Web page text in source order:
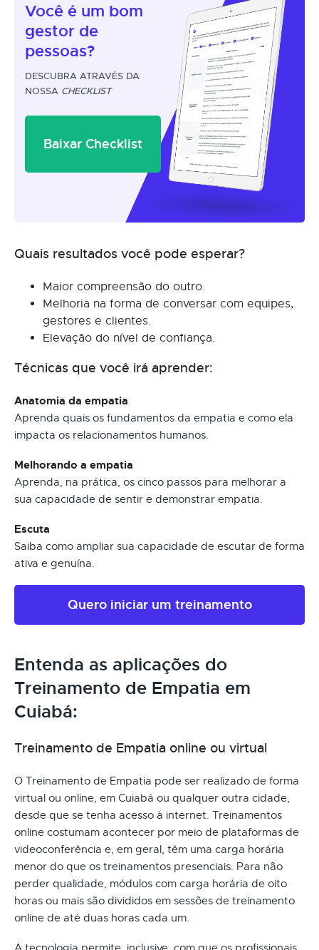
Você é um bom
gestor de
pessoas?
DESCUBRA ATRAVÉS DA
NOSSA CHECKLIST
Baixar Checklist
Quais resultados você pode esperar?
Maior compreensão do outro.
Melhoria na forma de conversar com equipes,
gestores e clientes.
Elevação do nível de confiança.
Técnicas que você irá aprender:
Anatomia da empatia
Aprenda quais os fundamentos da empatia e como ela
impacta os relacionamentos humanos.
Melhorando a empatia
Aprenda, na prática, os cinco passos para melhorar a
sua capacidade de sentir e demonstrar empatia.
Escuta
Saiba como ampliar sua capacidade de escutar de forma
ativa e genuína.
Quero iniciar um treinamento
Entenda as aplicações do
Treinamento de Empatia em
Cuiabá:
Treinamento de Empatia online ou virtual
O Treinamento de Empatia pode ser realizado de forma
virtual ou online, em Cuiabá ou qualquer outra cidade,
desde que se tenha acesso à internet. Treinamentos
online costumam acontecer por meio de plataformas de
videoconferência e, em geral, têm uma carga horária
menor do que os treinamentos presenciais. Para não
perder qualidade, módulos com carga horária de oito
horas ou mais são divididos em sessões de treinamento
online de até duas horas cada um.